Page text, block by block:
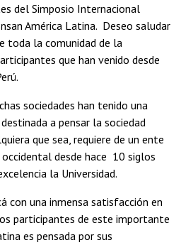
del Simposio Internacional
América Latina. Deseo saludar
toda la comunidad de la
que han venido desde
sociedades han tenido una
a pensar la sociedad
que sea, requiere de un ente
desde hace 10 siglos
la Universidad.
con una inmensa satisfacción en
participantes de este importante
es pensada por sus